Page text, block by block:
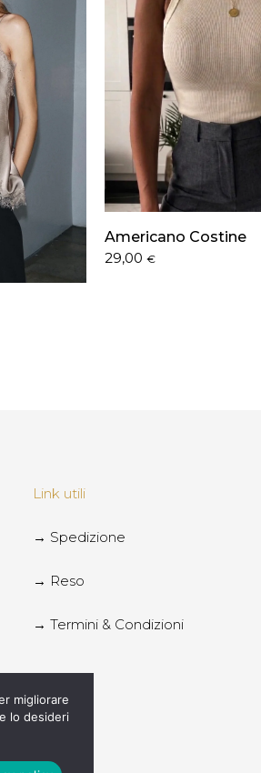
Americano Costine
29,00 €
Link utili
→ Spedizione
→ Reso
→ Termini & Condizioni
migliorare
lo desideri